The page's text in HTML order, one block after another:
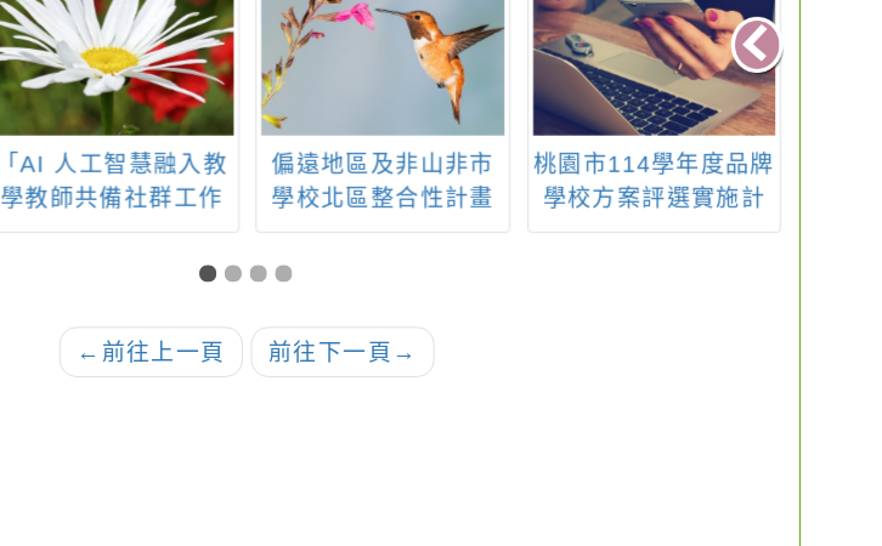
「AI 人工智慧融入教
學教師共備社群工作
偏遠地區及非山非市
學校北區整合性計畫
HiTeach5教學與相關
桃園市114學年度品牌
學校方案評選實施計
← 前往上一頁 前往下一頁 →